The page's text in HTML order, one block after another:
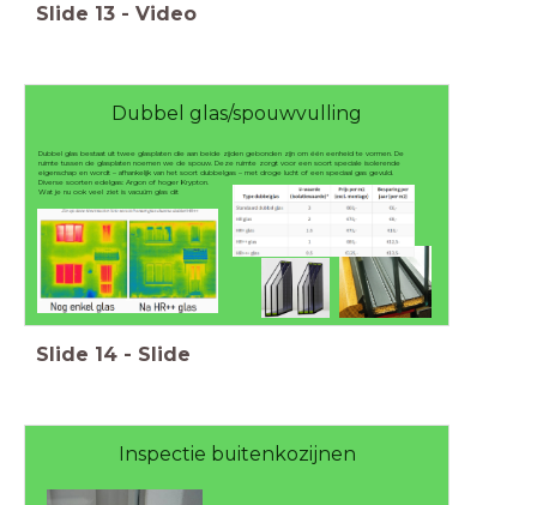
Slide 13 - Video
Dubbel glas/spouwvulling
Dubbel glas bestaat uit twee glasplaten die aan beide zijden gebonden zijn om één eenheid te vormen. De
ruimte tussen de glasplaten noemen we de spouw. Deze ruimte zorgt voor een soort speciale isolerende
eigenschap en wordt – afhankelijk van het soort dubbelgas – met droge lucht of een speciaal gas gevuld.
Diverse soorten edelgas: Argon of hoger Krypton.
Wat je nu ook veel ziet is vacuüm glas dit
Slide 14 - Slide
Inspectie buitenkozijnen